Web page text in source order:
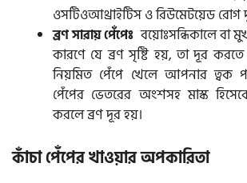
ওসটিওআথ্রাইটিস ও রিউমেটয়েড রোগ
ব্রণ সারায় পেঁপেঃবয়োঃসন্ধিকালে বা
কারণে যে ব্রণ সৃষ্টি হয়, তা দূর
নিয়মিত পেঁপে খেলে আপনার ত্বক
পেঁপের ভেতরের অংশসহ মাস্ক
করলে ব্রণ দূর হয়।
কাঁচা পেঁপের খাওয়ার অপকারিতা